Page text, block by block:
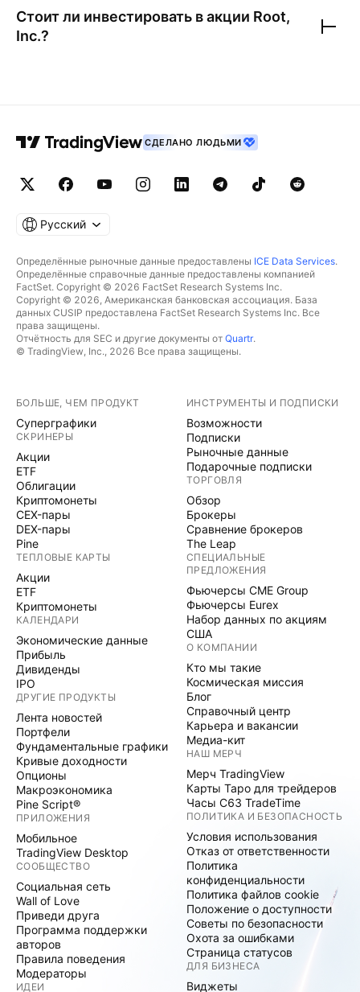
Стоит ли инвестировать в акции Root,
Inc.?
СДЕЛАНО ЛЮДЬМИ
Русский
Определённые рыночные данные предоставлены ICE Data Services.
Определённые справочные данные предоставлены компанией
FactSet. Copyright © 2026 FactSet Research Systems Inc.
Copyright © 2026, Американская банковская ассоциация. База
данных CUSIP предоставлена FactSet Research Systems Inc. Все
права защищены.
Отчётность для SEC и другие документы от Quartr.
© TradingView, Inc., 2026 Все права защищены.
БОЛЬШЕ, ЧЕМ ПРОДУКТ
Суперграфики
СКРИНЕРЫ
Акции
ETF
Облигации
Криптомонеты
CEX-пары
DEX-пары
Pine
ТЕПЛОВЫЕ КАРТЫ
Акции
ETF
Криптомонеты
КАЛЕНДАРИ
Экономические данные
Прибыль
Дивиденды
IPO
ДРУГИЕ ПРОДУКТЫ
Лента новостей
Портфели
Фундаментальные графики
Кривые доходности
Опционы
Макроэкономика
Pine Script®
ПРИЛОЖЕНИЯ
Мобильное
TradingView Desktop
СООБЩЕСТВО
Социальная сеть
Wall of Love
Приведи друга
Программа поддержки
авторов
Правила поведения
Модераторы
ИДЕИ
ИНСТРУМЕНТЫ И ПОДПИСКИ
Возможности
Подписки
Рыночные данные
Подарочные подписки
ТОРГОВЛЯ
Обзор
Брокеры
Сравнение брокеров
The Leap
СПЕЦИАЛЬНЫЕ
ПРЕДЛОЖЕНИЯ
Фьючерсы CME Group
Фьючерсы Eurex
Набор данных по акциям
США
О КОМПАНИИ
Кто мы такие
Космическая миссия
Блог
Справочный центр
Карьера и вакансии
Медиа-кит
НАШ МЕРЧ
Мерч TradingView
Карты Таро для трейдеров
Часы C63 TradeTime
ПОЛИТИКА И БЕЗОПАСНОСТЬ
Условия использования
Отказ от ответственности
Политика
конфиденциальности
Политика файлов cookie
Положение о доступности
Советы по безопасности
Охота за ошибками
Страница статусов
ДЛЯ БИЗНЕСА
Виджеты